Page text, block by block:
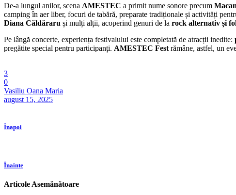
De-a lungul anilor, scena AMESTEC a primit nume sonore precum
camping în aer liber, focuri de tabără, preparate tradiționale și activități
Diana Căldăraru și mulți alții, acoperind genuri de la rock alternativ și
Pe lângă concerte, experiența festivalului este completată de atracții inedite:
pregătite special pentru participanți. AMESTEC Fest rămâne, astfel, un
3
0
Vasiliu Oana Maria
august 15, 2025
Înapoi
Înainte
Articole Asemănătoare